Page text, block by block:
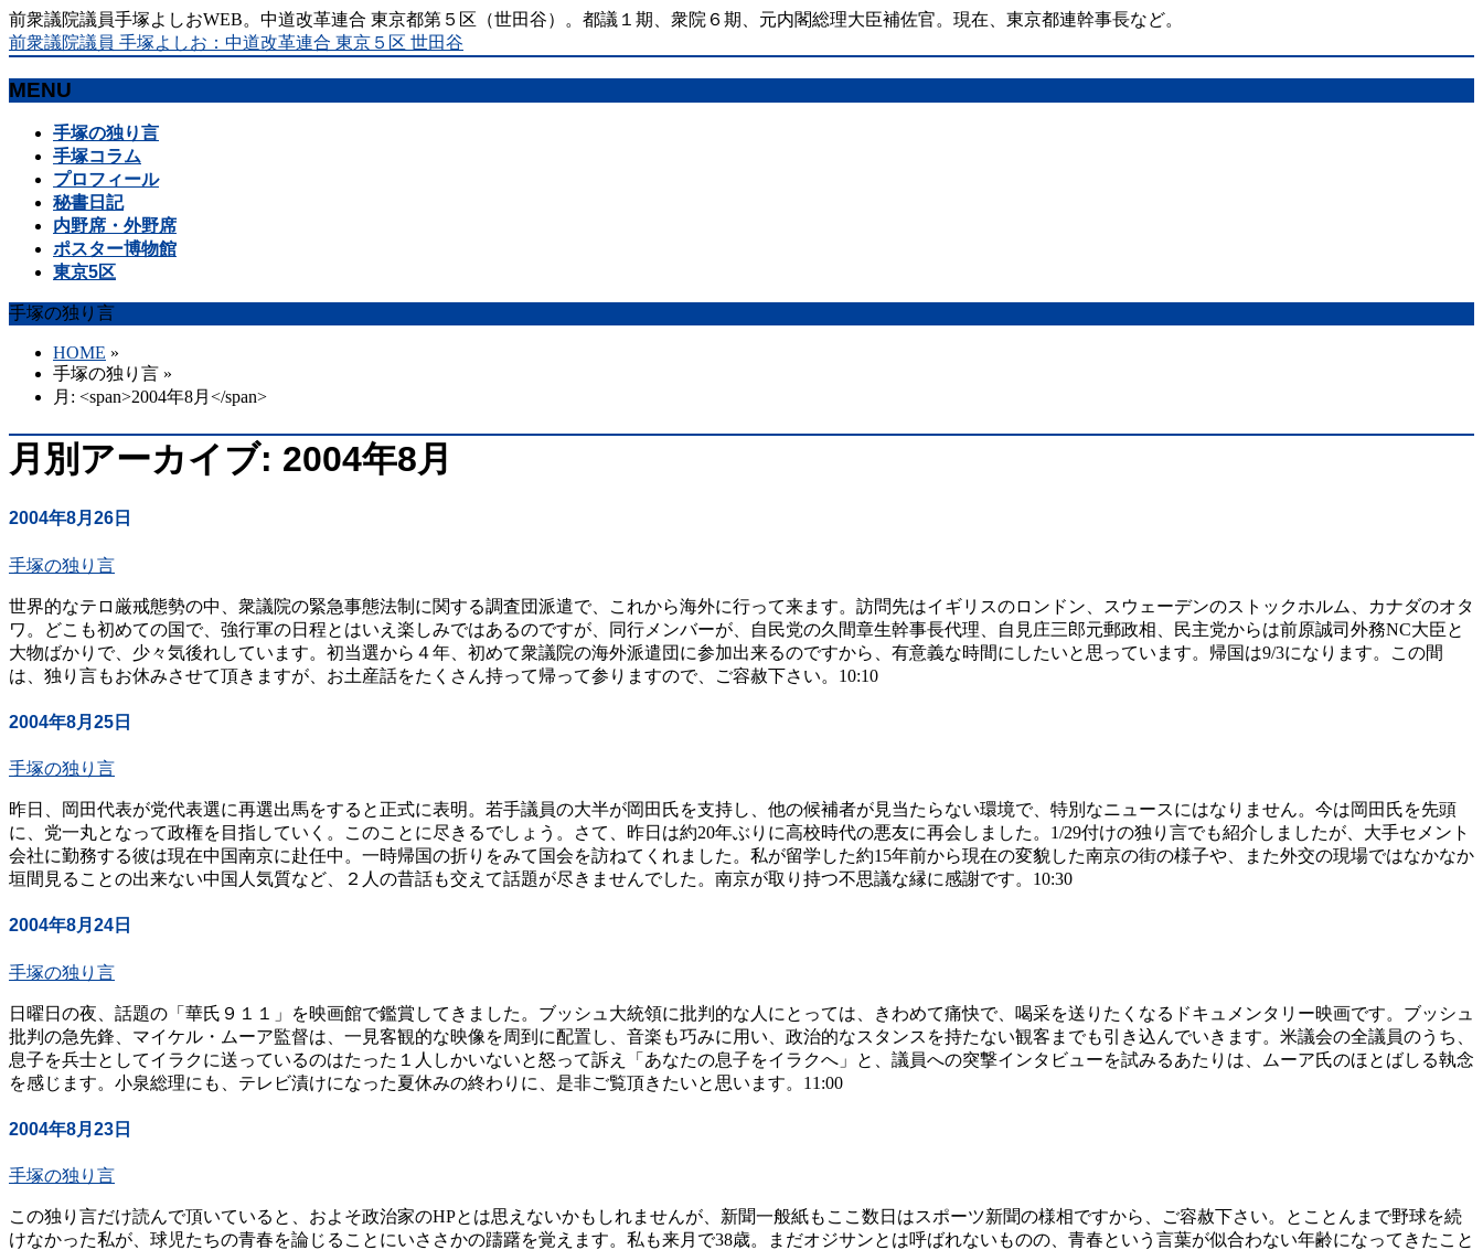
前衆議院議員手塚よしおWEB。中道改革連合 東京都第５区（世田谷）。都議１期、衆院６期、元内閣総理大臣補佐官。現在、東京都連幹事長など。
前衆議院議員 手塚よしお：中道改革連合 東京５区 世田谷
MENU
手塚の独り言
手塚コラム
プロフィール
秘書日記
内野席・外野席
ポスター博物館
東京5区
手塚の独り言
HOME »
手塚の独り言 »
月: <span>2004年8月</span>
月別アーカイブ: 2004年8月
2004年8月26日
手塚の独り言
世界的なテロ厳戒態勢の中、衆議院の緊急事態法制に関する調査団派遣で、これから海外に行って来ます。訪問先はイギリスのロンドン、スウェーデンのストックホルム、カナダのオタ
ワ。どこも初めての国で、強行軍の日程とはいえ楽しみではあるのですが、同行メンバーが、自民党の久間章生幹事長代理、自見庄三郎元郵政相、民主党からは前原誠司外務NC大臣と
大物ばかりで、少々気後れしています。初当選から４年、初めて衆議院の海外派遣団に参加出来るのですから、有意義な時間にしたいと思っています。帰国は9/3になります。この間
は、独り言もお休みさせて頂きますが、お土産話をたくさん持って帰って参りますので、ご容赦下さい。10:10
2004年8月25日
手塚の独り言
昨日、岡田代表が党代表選に再選出馬をすると正式に表明。若手議員の大半が岡田氏を支持し、他の候補者が見当たらない環境で、特別なニュースにはなりません。今は岡田氏を先頭
に、党一丸となって政権を目指していく。このことに尽きるでしょう。さて、昨日は約20年ぶりに高校時代の悪友に再会しました。1/29付けの独り言でも紹介しましたが、大手セメント
会社に勤務する彼は現在中国南京に赴任中。一時帰国の折りをみて国会を訪ねてくれました。私が留学した約15年前から現在の変貌した南京の街の様子や、また外交の現場ではなかなか
垣間見ることの出来ない中国人気質など、２人の昔話も交えて話題が尽きませんでした。南京が取り持つ不思議な縁に感謝です。10:30
2004年8月24日
手塚の独り言
日曜日の夜、話題の「華氏９１１」を映画館で鑑賞してきました。ブッシュ大統領に批判的な人にとっては、きわめて痛快で、喝采を送りたくなるドキュメンタリー映画です。ブッシュ
批判の急先鋒、マイケル・ムーア監督は、一見客観的な映像を周到に配置し、音楽も巧みに用い、政治的なスタンスを持たない観客までも引き込んでいきます。米議会の全議員のうち、
息子を兵士としてイラクに送っているのはたった１人しかいないと怒って訴え「あなたの息子をイラクへ」と、議員への突撃インタビューを試みるあたりは、ムーア氏のほとばしる執念
を感じます。小泉総理にも、テレビ漬けになった夏休みの終わりに、是非ご覧頂きたいと思います。11:00
2004年8月23日
手塚の独り言
この独り言だけ読んで頂いていると、およそ政治家のHPとは思えないかもしれませんが、新聞一般紙もここ数日はスポーツ新聞の様相ですから、ご容赦下さい。とことんまで野球を続
けなかった私が、球児たちの青春を論じることにいささかの躊躇を覚えます。私も来月で38歳。まだオジサンとは呼ばれないものの、青春という言葉が似合わない年齢になってきたこと